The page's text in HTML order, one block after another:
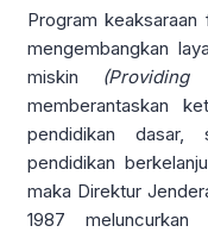
Program keaksaraan
mengembangkan
miskin
memberantaskan
pendidikan dasar,
pendidikan
maka Direktur
1987